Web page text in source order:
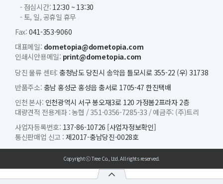
- 점심시간: 12:30 ~ 13:30
- 토, 일, 공휴일 휴무
Fax: 041-353-9060
대표메일: dometopia@dometopia.com
인쇄시안용메일: print@dometopia.com
당진 물류 센터: 충청남도 당진시 송악읍 틀모시로 355-22 (우) 31738
반품주소: 충남 홍성군 홍성읍 충서로 1705-47 한진택배
인천 본사: 인천광역시 서구 봉오재3로 120 가정봄2프라자 2층
대량견적 전용계좌 :농협 / 351-0356-7285-33 / 예금주: (주)트리
사업자등록번호: 137-86-10726 [사업자정보확인]
통신판매업 신고 : 제2017-충남당진-0028호
Copyright ⓒ Tree Co., Ltd. All rights reserved.